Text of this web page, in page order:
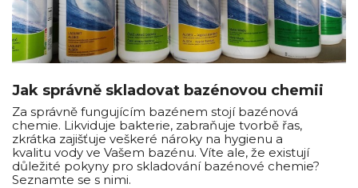
Jak správně skladovat bazénovou chemii
Za správně fungujícím bazénem stojí bazénová
chemie. Likviduje bakterie, zabraňuje tvorbě řas,
zkrátka zajišťuje veškeré nároky na hygienu a
kvalitu vody ve Vašem bazénu. Víte ale, že existují
důležité pokyny pro skladování bazénové chemie?
Seznamte se s nimi.